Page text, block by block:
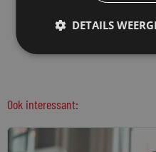
Ook interessant:
DETAILS